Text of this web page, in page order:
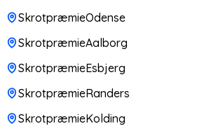
SkrotpræmieOdense
SkrotpræmieAalborg
SkrotpræmieEsbjerg
SkrotpræmieRanders
SkrotpræmieKolding